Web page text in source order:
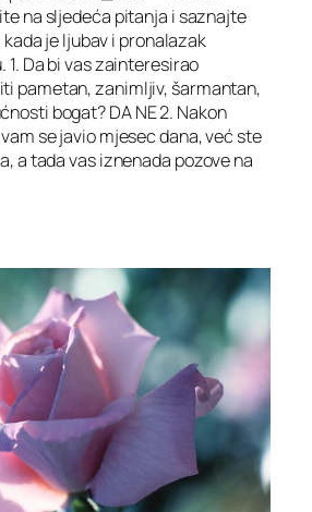
na sljedeća pitanja i saznajte
je ljubav i pronalazak
Da bi vas zainteresirao
pametan, zanimljiv, šarmantan,
bogat? DA NE 2. Nakon
se javio mjesec dana, već ste
a tada vas iznenada pozove na